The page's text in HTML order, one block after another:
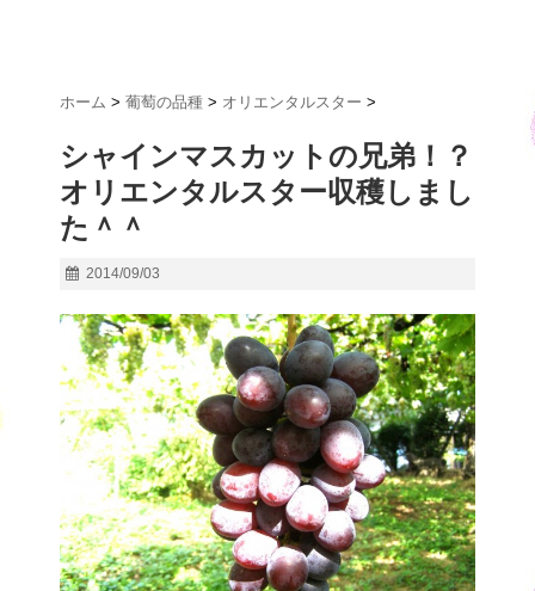
ホーム > 葡萄の品種 > オリエンタルスター >
シャインマスカットの兄弟！？
オリエンタルスター収穫しまし
た＾＾
2014/09/03